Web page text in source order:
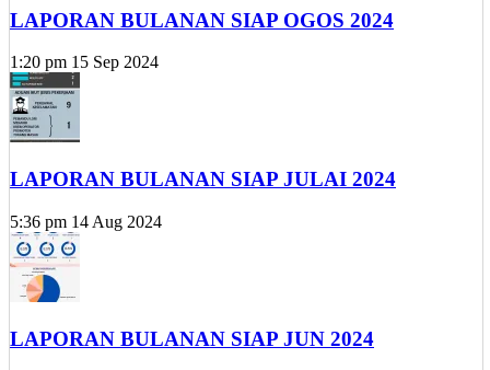
LAPORAN BULANAN SIAP OGOS 2024
1:20 pm 15 Sep 2024
LAPORAN BULANAN SIAP JULAI 2024
5:36 pm 14 Aug 2024
LAPORAN BULANAN SIAP JUN 2024